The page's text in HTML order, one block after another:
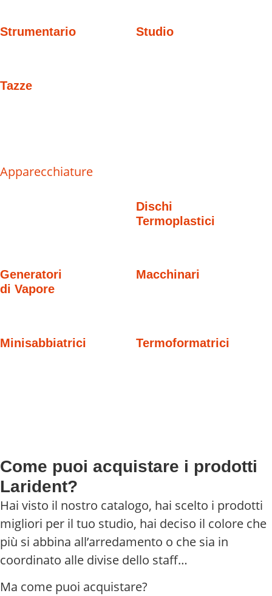
Strumentario Studio
Tazze
Apparecchiature
Dischi
Termoplastici
Generatori
di Vapore
Macchinari
Minisabbiatrici Termoformatrici
Come puoi acquistare i prodotti
Larident?
Hai visto il nostro catalogo, hai scelto i prodotti
migliori per il tuo studio, hai deciso il colore che
più si abbina all’arredamento o che sia in
coordinato alle divise dello staff…
Ma come puoi acquistare?